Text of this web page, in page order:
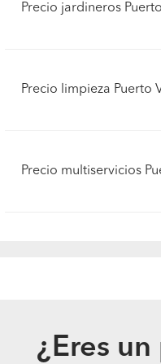
Precio jardineros
Precio limpieza Puerto
Precio multiservicios
¿Eres